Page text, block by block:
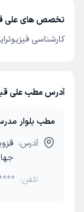
تخصص های علی
کارشناسی
آدرس مطب علی
مطب بلوار
آدرس:
تلفن: